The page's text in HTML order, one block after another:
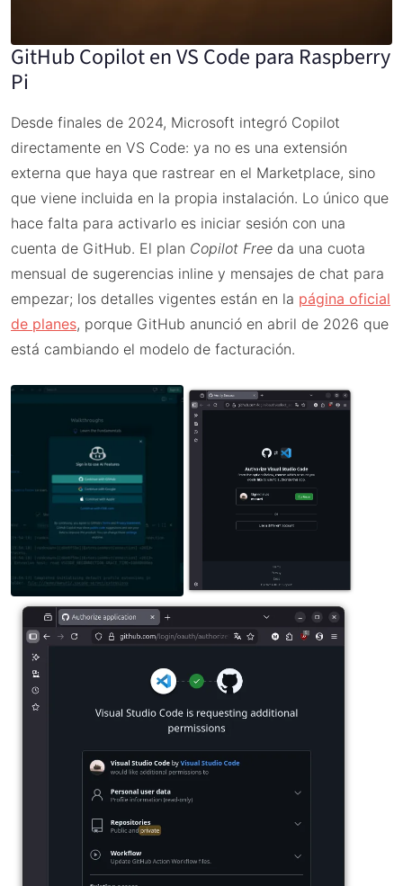
GitHub Copilot en VS Code para Raspberry
Pi
Desde finales de 2024, Microsoft integró Copilot
directamente en VS Code: ya no es una extensión
externa que haya que rastrear en el Marketplace, sino
que viene incluida en la propia instalación. Lo único que
hace falta para activarlo es iniciar sesión con una
cuenta de GitHub. El plan Copilot Free da una cuota
mensual de sugerencias inline y mensajes de chat para
empezar; los detalles vigentes están en la página oficial
de planes, porque GitHub anunció en abril de 2026 que
está cambiando el modelo de facturación.